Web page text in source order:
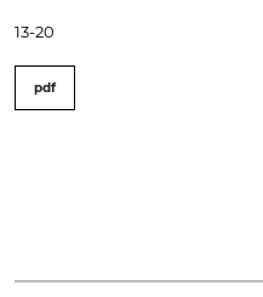
13-20
pdf